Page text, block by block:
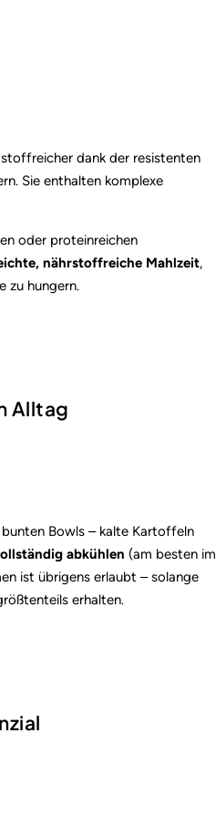
dank der resistenten
Sie enthalten komplexe
oder proteinreichen
nährstoffreiche Mahlzeit,
zu hungern.
Alltag
Bowls – kalte Kartoffeln
abkühlen (am besten im
ist übrigens erlaubt – solange
erhalten.